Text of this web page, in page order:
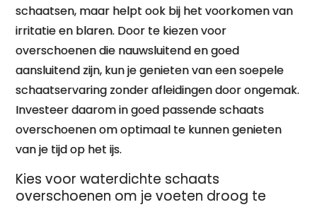
schaatsen, maar helpt ook bij het voorkomen van
irritatie en blaren. Door te kiezen voor
overschoenen die nauwsluitend en goed
aansluitend zijn, kun je genieten van een soepele
schaatservaring zonder afleidingen door ongemak.
Investeer daarom in goed passende schaats
overschoenen om optimaal te kunnen genieten
van je tijd op het ijs.
Kies voor waterdichte schaats
overschoenen om je voeten droog te